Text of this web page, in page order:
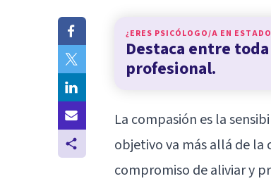
¿ERES PSICÓLOGO/A EN
Destaca entre
profesional.
La compasión es la
objetivo va más allá de
compromiso de aliviar y